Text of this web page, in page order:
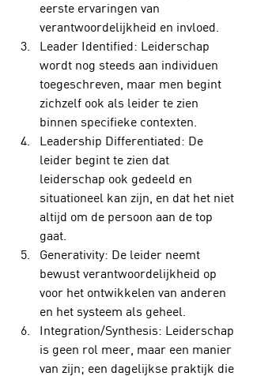
eerste ervaringen van
verantwoordelijkheid en invloed.
Leader Identified: Leiderschap
wordt nog steeds aan individuen
toegeschreven, maar men begint
zichzelf ook als leider te zien
binnen specifieke contexten.
Leadership Differentiated: De
leider begint te zien dat
leiderschap ook gedeeld en
situationeel kan zijn, en dat het niet
altijd om de persoon aan de top
gaat.
Generativity: De leider neemt
bewust verantwoordelijkheid op
voor het ontwikkelen van anderen
en het systeem als geheel.
Integration/Synthesis: Leiderschap
is geen rol meer, maar een manier
van zijn; een dagelijkse praktijk die